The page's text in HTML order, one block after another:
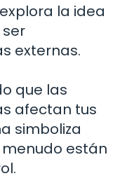
la idea
externas.
que las
afectan tus
simboliza
están